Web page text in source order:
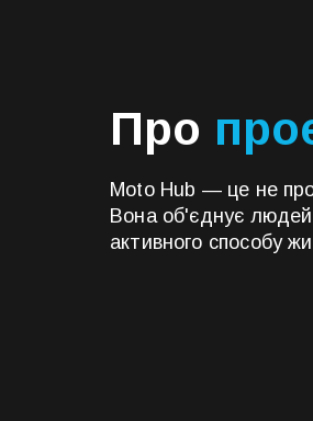
Про
Moto Hub — це не
Вона об'єднує людей
активного способу